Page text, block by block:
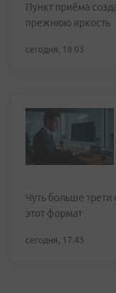
Пункт приёма
прежнюю яркость
сегодня, 18:03
Чуть больше
этот формат
сегодня, 17:43